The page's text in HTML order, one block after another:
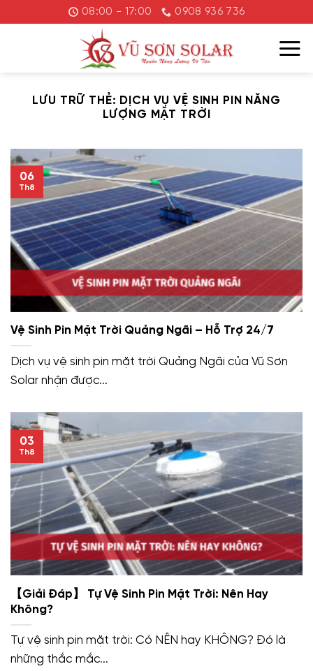
đến
08:00 - 17:00 0908 936 736
LƯU TRỮ THẺ: DỊCH VỤ VỆ SINH PIN NĂNG
LƯỢNG MẶT TRỜI
Vệ Sinh Pin Mặt Trời Quảng Ngãi – Hỗ Trợ 24/7
Dịch vụ vệ sinh pin mặt trời Quảng Ngãi của Vũ Sơn
Solar nhận được...
06
Th8
【Giải Đáp】 Tự Vệ Sinh Pin Mặt Trời: Nên Hay
Không?
Tự vệ sinh pin mặt trời: Có NÊN hay KHÔNG? Đó là
những thắc mắc...
03
Th8